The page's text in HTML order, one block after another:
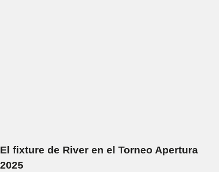
El fixture de River en el Torneo Apertura
2025